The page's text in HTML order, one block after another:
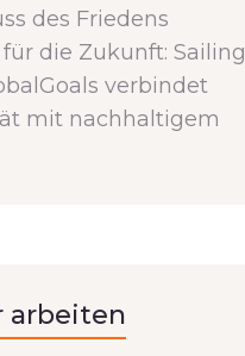
des Friedens
die Zukunft: Sailing
verbindet
mit nachhaltigem
arbeiten